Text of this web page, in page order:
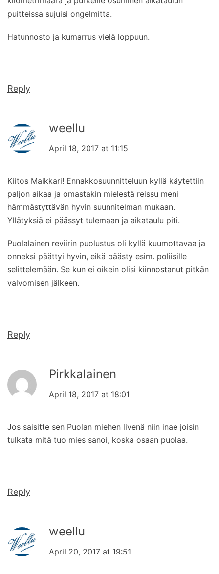
puitteissa sujuisi ongelmitta.
Hatunnosto ja kumarrus vielä loppuun.
Reply
weellu
April 18, 2017 at 11:15
Kiitos Maikkari! Ennakkosuunnitteluun kyllä käytettiin
paljon aikaa ja omastakin mielestä reissu meni
hämmästyttävän hyvin suunnitelman mukaan.
Yllätyksiä ei päässyt tulemaan ja aikataulu piti.
Puolalainen reviirin puolustus oli kyllä kuumottavaa ja
onneksi päättyi hyvin, eikä päästy esim. poliisille
selittelemään. Se kun ei oikein olisi kiinnostanut pitkän
valvomisen jälkeen.
Reply
Pirkkalainen
April 18, 2017 at 18:01
Jos saisitte sen Puolan miehen livenä niin inae joisin
tulkata mitä tuo mies sanoi, koska osaan puolaa.
Reply
weellu
April 20, 2017 at 19:51